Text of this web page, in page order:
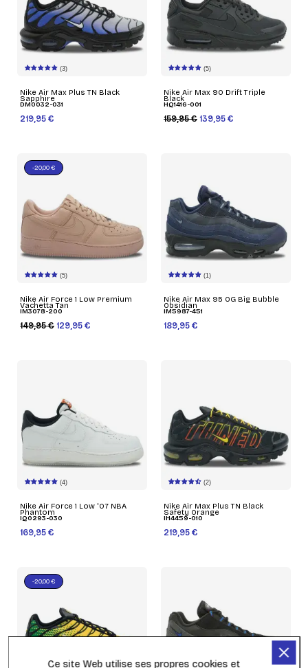
(3)
Nike Air Max Plus TN Black
Sapphire
DM0032-031
219,95 €
(5)
Nike Air Max 90 Drift Triple
Black
HQ1416-001
159,95 € 139,95 €
(5)
Nike Air Force 1 Low Premium
Vachetta Tan
IM3078-200
149,95 € 129,95 €
-20,00 €
(1)
Nike Air Max 95 OG Big Bubble
Obsidian
IM5987-451
189,95 €
(4)
Nike Air Force 1 Low '07 NBA
Phantom
IQ0293-030
169,95 €
(2)
Nike Air Max Plus TN Black
Safety Orange
IH4459-010
219,95 €
-20,00 €
Ce site Web utilise ses propres cookies et